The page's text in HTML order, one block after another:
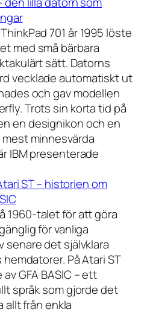
701 år 1995 löste
med små bärbara
sätt. Datorns
vecklade automatiskt ut
och gav modellen
Trots sin korta tid på
en designikon och en
minnesvärda
IBM presenterade
ST – historien om
1960-talet för att göra
för vanliga
senare det självklara
På Atari ST
GFA BASIC – ett
språk som gjorde det
allt från enkla